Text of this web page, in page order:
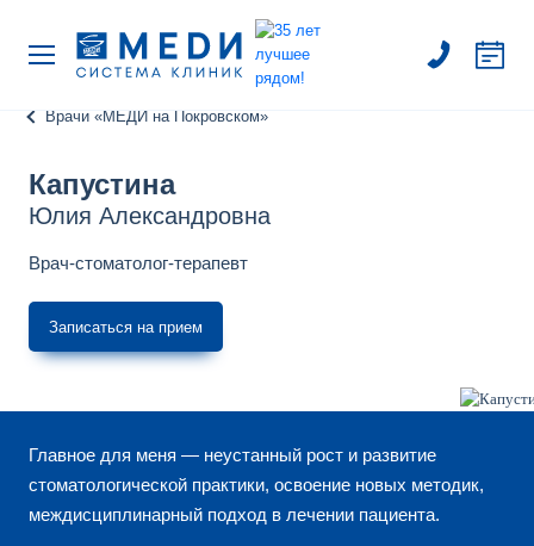
Врачи «МЕДИ на Покровском»
Капустина
Юлия Александровна
Врач-стоматолог-терапевт
Записаться на прием
Главное для меня — неустанный рост и развитие
стоматологической практики, освоение новых методик,
междисциплинарный подход в лечении пациента.